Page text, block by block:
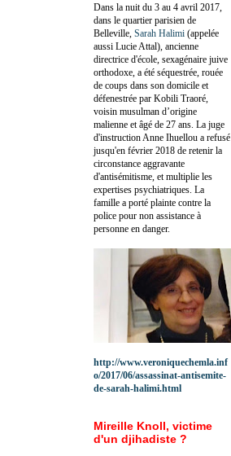
Dans la nuit du 3 au 4 avril 2017,
dans le quartier parisien de
Belleville, Sarah Halimi (appelée
aussi Lucie Attal), ancienne
directrice d'école, sexagénaire juive
orthodoxe, a été séquestrée, rouée
de coups dans son domicile et
défenestrée par Kobili Traoré,
voisin musulman d’origine
malienne et âgé de 27 ans. La juge
d'instruction Anne Ihuellou a refusé
jusqu'en février 2018 de retenir la
circonstance aggravante
d'antisémitisme, et multiplie les
expertises psychiatriques. La
famille a porté plainte contre la
police pour non assistance à
personne en danger.
http://www.veroniquechemla.inf
o/2017/06/assassinat-antisemite-
de-sarah-halimi.html
Mireille Knoll, victime
d'un djihadiste ?